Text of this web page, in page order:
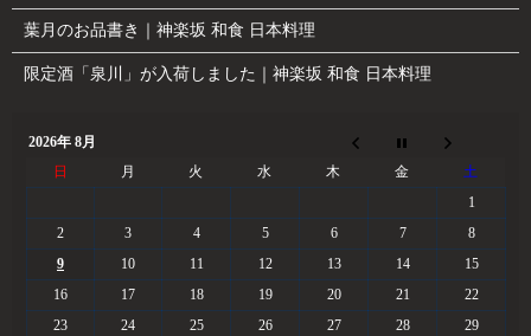
葉月のお品書き｜神楽坂 和食 日本料理
限定酒「泉川」が入荷しました｜神楽坂 和食 日本料理
2026年 8月
日
月 火 水 木 金
土
1
2
3 4 5 6 7
8
9
10 11 12 13 14
15
16
17 18 19 20 21
22
23
24 25 26 27 28
29